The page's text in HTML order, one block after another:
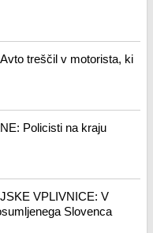
treščil v motorista, ki
Policisti na kraju
VPLIVNICE: V
Slovenca